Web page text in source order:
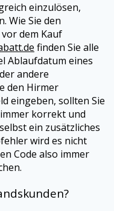
einzulösen,
Wie Sie den
dem Kauf
finden Sie alle
Ablaufdatum eines
andere
den Hirmer
eingeben, sollten Sie
korrekt und
ein zusätzliches
wird es nicht
Code also immer